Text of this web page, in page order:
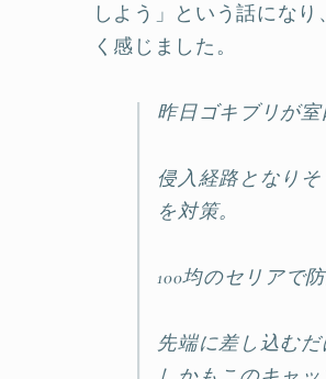
しよう」という話にな
く感じました。
昨日ゴキブリが
侵入経路となり
を対策。
100均のセリアで
先端に差し込むだ